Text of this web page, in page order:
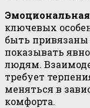
ключевых
быть привязаны
показывать
людям.
требует
меняться в
комфорта.